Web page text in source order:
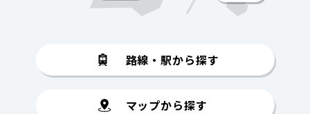
路線・駅から探す
マップから探す